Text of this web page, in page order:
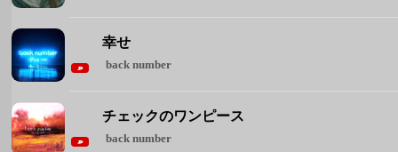
幸せ
back number
チェックのワンピース
back number